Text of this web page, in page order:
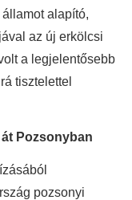
alapító,
az új erkölcsi
a legjelentősebb
tisztelettel
Pozsonyban
pozsonyi